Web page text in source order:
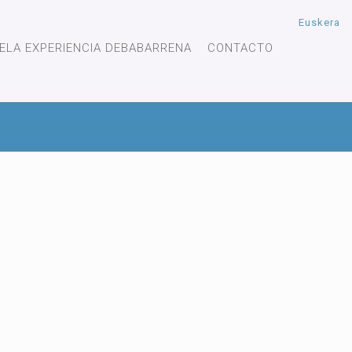
Euskera
EXPERIENCIA DEBABARRENA CONTACTO